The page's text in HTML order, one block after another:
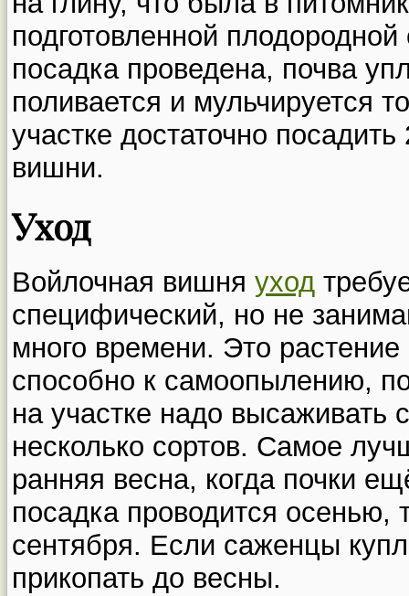
подготовленной
посадка проведена, почва
поливается и мульчируется
участке достаточно
вишни.
Уход
Войлочная вишня уход
специфический, но не
много времени. Это растение
способно к самоопылению,
на участке надо высаживать
несколько сортов. Самое
ранняя весна, когда почки
посадка проводится осенью,
сентября. Если саженцы
прикопать до весны.